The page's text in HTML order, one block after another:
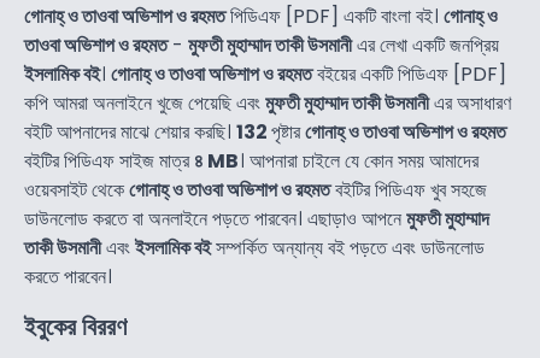
গোনাহ্ ও তাওবা অভিশাপ ও রহমতপিডিএফ [PDF] একটি বাংলা বই। গোনাহ্ ও
তাওবা অভিশাপ ও রহমত- মুফতী মুহাম্মাদ তাকী উসমানীএর লেখা একটি জনপ্রিয়
ইসলামিক বই। গোনাহ্ ও তাওবা অভিশাপ ও রহমতবইয়ের একটি পিডিএফ [PDF]
কপি আমরা অনলাইনে খুজে পেয়েছি এবংমুফতী মুহাম্মাদ তাকী উসমানীএর অসাধারণ
বইটি আপনাদের মাঝে শেয়ার করছি। 132পৃষ্টারগোনাহ্ ও তাওবা অভিশাপ ও রহমত
বইটির পিডিএফ সাইজ মাত্র৪ MB। আপনারা চাইলে যে কোন সময় আমাদের
ওয়েবসাইট থেকেগোনাহ্ ও তাওবা অভিশাপ ও রহমতবইটির পিডিএফ খুব সহজে
ডাউনলোড করতে বা অনলাইনে পড়তে পারবেন। এছাড়াও আপনেমুফতী মুহাম্মাদ
তাকী উসমানীএবংইসলামিক বইসম্পর্কিত অন্যান্য বই পড়তে এবং ডাউনলোড
করতে পারবেন।
ইবুকের বিররণ